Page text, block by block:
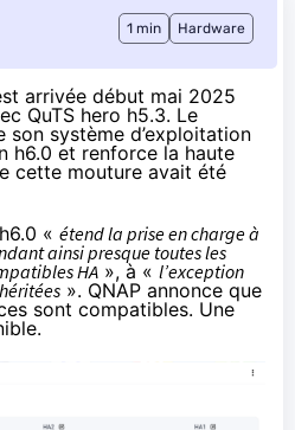
1 min Hardware
arrivée début mai 2025
QuTS hero h5.3. Le
son système d’exploitation
h6.0 et renforce la haute
cette mouture avait été
« étend la prise en charge à
ainsi presque toutes les
HA », à « l’exception
». QNAP annonce que
sont compatibles. Une
.